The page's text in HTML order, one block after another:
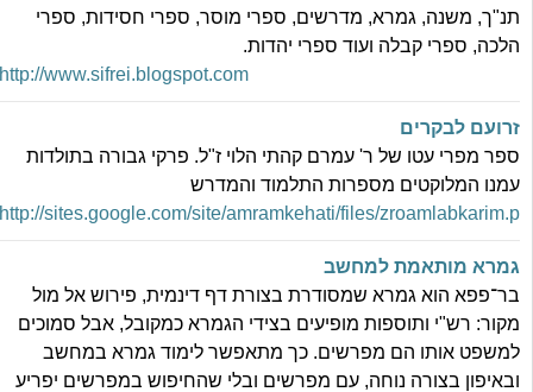
תנ"ך, משנה, גמרא, מדרשים, ספרי מוסר, ספרי חסידות, ספרי
הלכה, ספרי קבלה ועוד ספרי יהדות.
http://www.sifrei.blogspot.com
זרועם לבקרים
ספר מפרי עטו של ר' עמרם קהתי הלוי ז"ל. פרקי גבורה בתולדות
עמנו המלוקטים מספרות התלמוד והמדרש
http://sites.google.com/site/amramkehati/files/zroamlabkarim.p
גמרא מותאמת למחשב
בר־פפא הוא גמרא שמסודרת בצורת דף דינמית, פירוש אל מול
מקור: רש"י ותוספות מופיעים בצידי הגמרא כמקובל, אבל סמוכים
למשפט אותו הם מפרשים. כך מתאפשר לימוד גמרא במחשב
ובאיפון בצורה נוחה, עם מפרשים ובלי שהחיפוש במפרשים יפריע